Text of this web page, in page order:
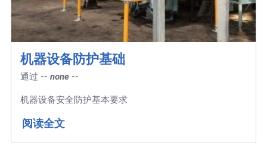
机器设备防护基础
通过-- none --
机器设备安全防护基本要求
阅读全文